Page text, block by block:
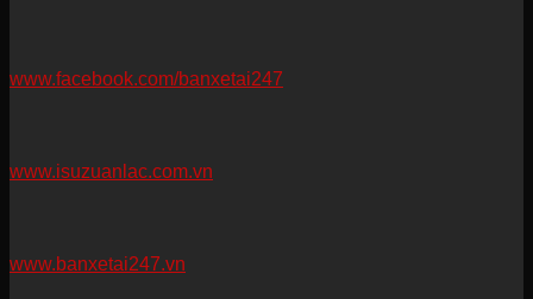
www.facebook.com/banxetai247
www.isuzuanlac.com.vn
www.banxetai247.vn